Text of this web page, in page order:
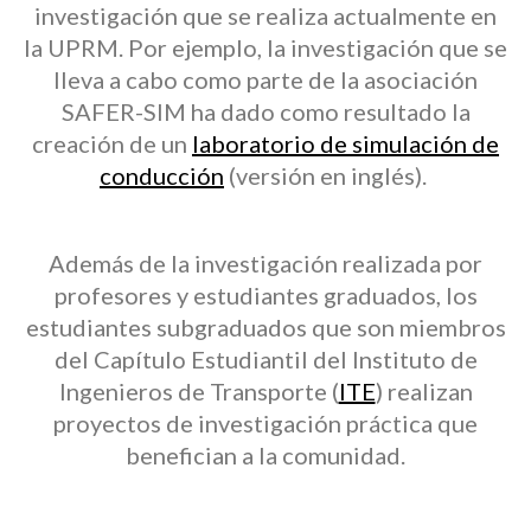
investigación que se realiza actualmente en
la UPRM. Por ejemplo, la investigación que se
lleva a cabo como parte de la asociación
SAFER-SIM ha dado como resultado la
creación de un laboratorio de simulación de
conducción (versión en inglés).
Además de la investigación realizada por
profesores y estudiantes graduados, los
estudiantes subgraduados que son miembros
del Capítulo Estudiantil del Instituto de
Ingenieros de Transporte (ITE) realizan
proyectos de investigación práctica que
benefician a la comunidad.